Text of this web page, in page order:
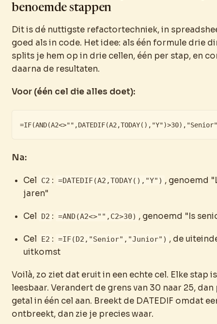
benoemde stappen
Dit is dé nuttigste refactortechniek, in
goed als in code. Het idee: als één formule drie
splits je hem op in drie cellen, één per stap, en
daarna de resultaten.
Voor (één cel die alles doet):
Na:
Cel C2 : =DATEDIF(A2,TODAY(),"Y") , genoemd
jaren"
Cel D2 : =AND(A2<>"",C2>30) , genoemd "Is
Cel E2 : =IF(D2,"Senior","Junior") , de
uitkomst
Voilà, zo ziet dat eruit in een echte cel. Elke stap
leesbaar. Verandert de grens van 30 naar 25, dan
getal in één cel aan. Breekt de DATEDIF omdat
ontbreekt, dan zie je precies waar.